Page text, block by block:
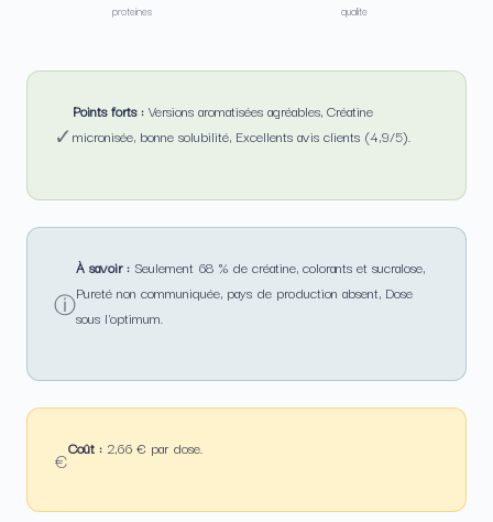
qualite
proteines
✓
Points forts : Versions aromatisées agréables, Créatine
micronisée, bonne solubilité, Excellents avis clients (4,9/5).
ⓘ
À savoir : Seulement 68 % de créatine, colorants et sucralose,
Pureté non communiquée, pays de production absent, Dose
sous l'optimum.
€Coût : 2,66 € par dose.